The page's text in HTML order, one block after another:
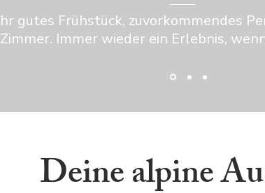
gutes Frühstück, zuvorkommendes
Zimmer. Immer wieder ein Erlebnis,
Deine alpine